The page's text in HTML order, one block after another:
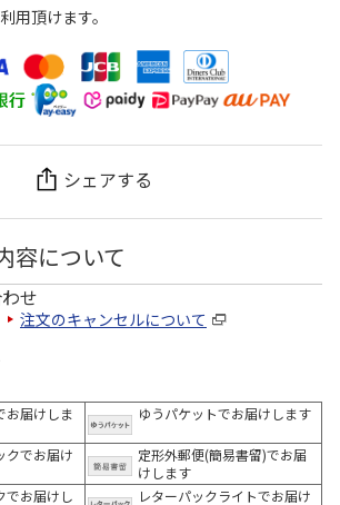
用頂けます。
シェアする
容について
せ
注文のキャンセルについて
お届けしま
ゆうパケットでお届けします
クでお届け
定形外郵便(簡易書留)でお届
けします
でお届けし
レターパックライトでお届け